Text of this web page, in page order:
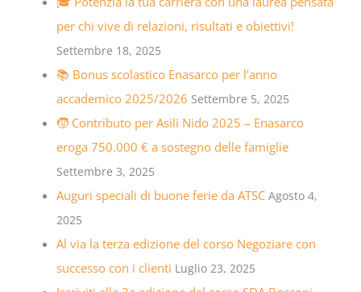
per chi vive di relazioni, risultati e obiettivi!
Settembre 18, 2025
📚 Bonus scolastico Enasarco per l’anno
accademico 2025/2026 Settembre 5, 2025
🧒 Contributo per Asili Nido 2025 – Enasarco
eroga 750.000 € a sostegno delle famiglie
Settembre 3, 2025
Auguri speciali di buone ferie da ATSC Agosto 4,
2025
Al via la terza edizione del corso Negoziare con
successo con i clienti Luglio 23, 2025